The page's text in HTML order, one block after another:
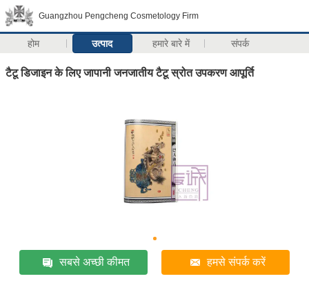
Guangzhou Pengcheng Cosmetology Firm
होम उत्पाद हमारे बारे में संपर्क
टैटू डिजाइन के लिए जापानी जनजातीय टैटू स्रोत उपकरण आपूर्ति
सबसे अच्छी कीमत हमसे संपर्क करें